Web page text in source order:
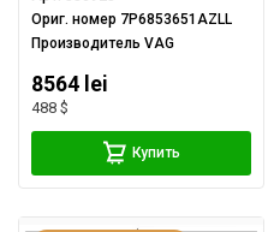
Ориг. номер 7P6853651AZLL
ПроизводительVAG
8564 lei
488 $
Купить